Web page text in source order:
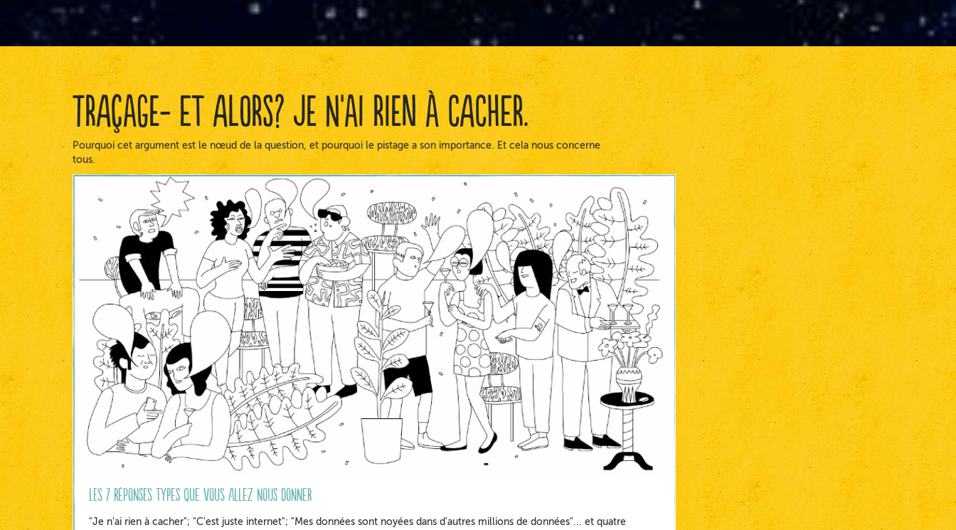
Traçage- Et alors? Je n'ai rien à cacher.
Pourquoi cet argument est le nœud de la question, et pourquoi le pistage a son importance. Et cela nous concerne
tous.
Les 7 réponses types que vous allez nous donner
"Je n'ai rien à cacher"; "C'est juste internet"; "Mes données sont noyées dans d'autres millions de données"... et quatre